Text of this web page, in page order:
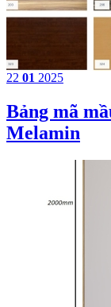
22 01 2025
Bảng mã
Melamin